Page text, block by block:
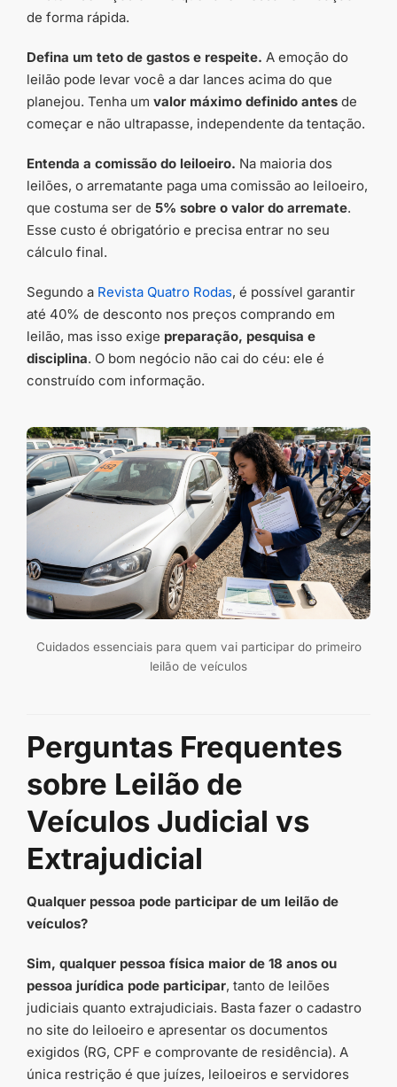
de forma rápida.
Defina um teto de gastos e respeite. A emoção do
leilão pode levar você a dar lances acima do que
planejou. Tenha um valor máximo definido antes de
começar e não ultrapasse, independente da tentação.
Entenda a comissão do leiloeiro. Na maioria dos
leilões, o arrematante paga uma comissão ao leiloeiro,
que costuma ser de 5% sobre o valor do arremate.
Esse custo é obrigatório e precisa entrar no seu
cálculo final.
Segundo a Revista Quatro Rodas, é possível garantir
até 40% de desconto nos preços comprando em
leilão, mas isso exige preparação, pesquisa e
disciplina. O bom negócio não cai do céu: ele é
construído com informação.
Cuidados essenciais para quem vai participar do primeiro
leilão de veículos
Perguntas Frequentes
sobre Leilão de
Veículos Judicial vs
Extrajudicial
Qualquer pessoa pode participar de um leilão de
veículos?
Sim, qualquer pessoa física maior de 18 anos ou
pessoa jurídica pode participar, tanto de leilões
judiciais quanto extrajudiciais. Basta fazer o cadastro
no site do leiloeiro e apresentar os documentos
exigidos (RG, CPF e comprovante de residência). A
única restrição é que juízes, leiloeiros e servidores